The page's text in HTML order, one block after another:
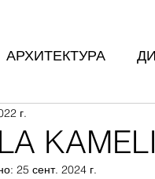
АРХИТЕКТУРА
г.
25 сент. 2024 г.